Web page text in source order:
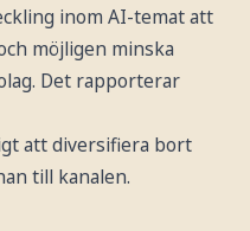
inom AI-temat att
möjligen minska
Det rapporterar
att diversifiera bort
till kanalen.